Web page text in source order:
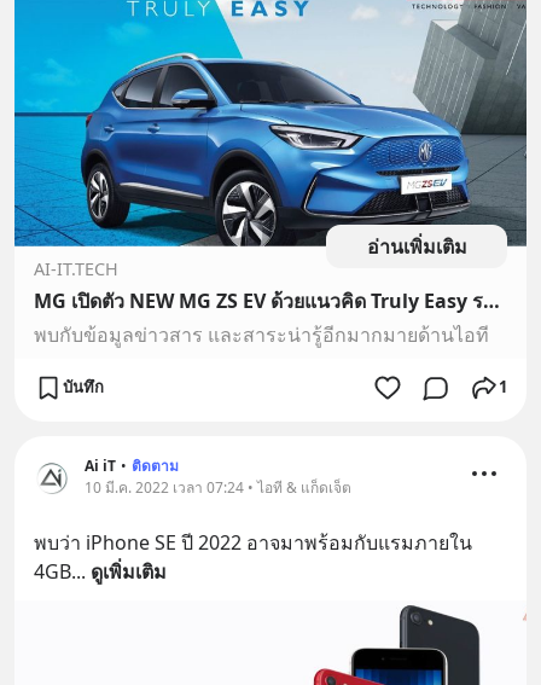
อ่านเพิ่มเติม
AI-IT.TECH
MG เปิดตัว NEW MG ZS EV ด้วยแนวคิด Truly Easy รถยนต์พลังงานไฟฟ้าที่ทำให้ชีวิตง่ายขึ้นอย่างแท้จริง
พบกับข้อมูลข่าวสาร และสาระน่ารู้อีกมากมายด้านไอที
บันทึก 1
Ai iT • ติดตาม
10 มี.ค. 2022 เวลา 07:24 • ไอที & แก็ดเจ็ต
พบว่า iPhone SE ปี 2022 อาจมาพร้อมกับแรมภายใน
4GB... ดูเพิ่มเติม